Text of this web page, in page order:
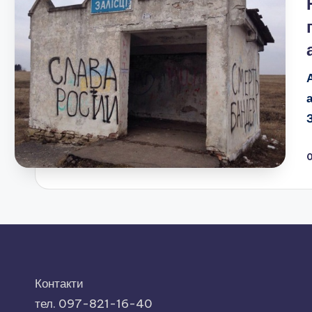
Контакти
тел. 097-821-16-40